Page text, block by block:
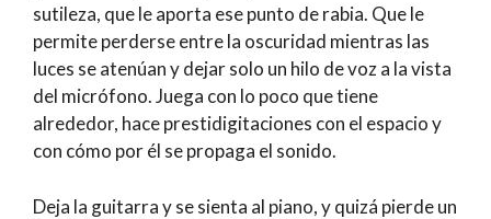
sutileza, que le aporta ese punto de rabia. Que le
permite perderse entre la oscuridad mientras las
luces se atenúan y dejar solo un hilo de voz a la vista
del micrófono. Juega con lo poco que tiene
alrededor, hace prestidigitaciones con el espacio y
con cómo por él se propaga el sonido.
Deja la guitarra y se sienta al piano, y quizá pierde un